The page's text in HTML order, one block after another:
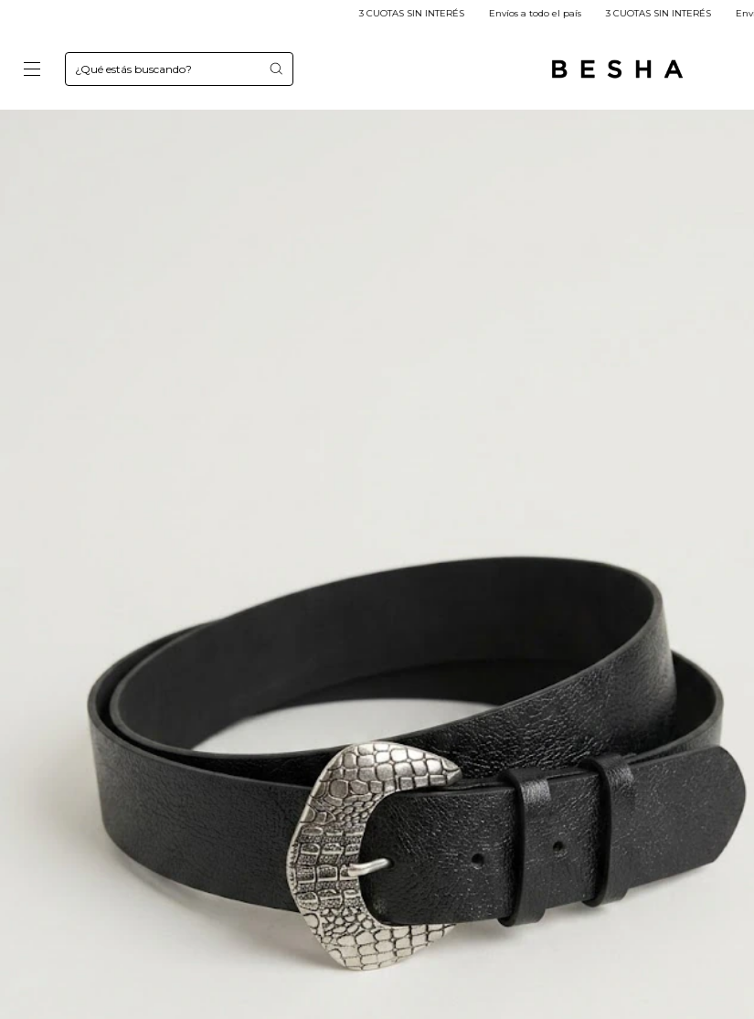
3 CUOTAS SIN INTERÉS Envíos a todo el país 3 CUOTAS SIN INTERÉS Envíos a todo el país